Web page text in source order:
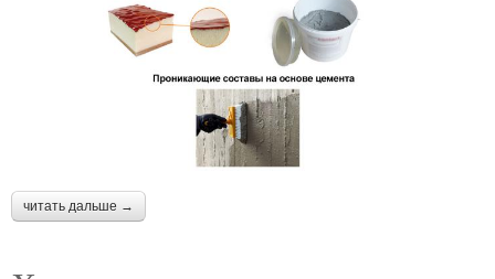
читать дальше →